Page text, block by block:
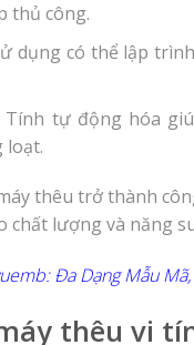
thủ công.
dụng có thể lập
Tính tự động hóa
loạt.
thêu trở thành
chất lượng và năng
Đa Dạng Mẫu
thêu vi